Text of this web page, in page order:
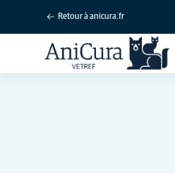
Retour à anicura.fr